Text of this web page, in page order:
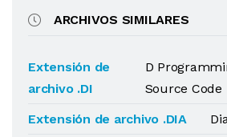
ARCHIVOS SIMILARES
Extensión de
archivo .DI
D
Source Code
Extensión de archivo .DIA